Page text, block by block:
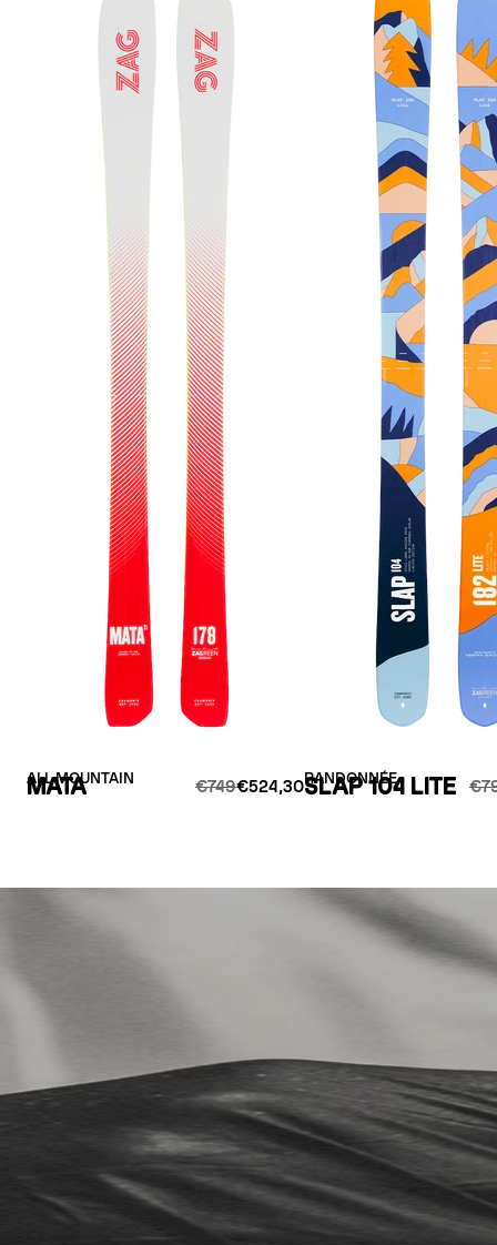
ALL MOUNTAIN
MATA €749€524,30RANDONNÉE
SLAP 104 LITE